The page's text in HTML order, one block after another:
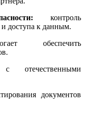
контроль
и доступа к данным.
обеспечить
отечественными
документов